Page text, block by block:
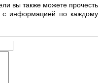
вы также можете прочесть
с информацией по каждому